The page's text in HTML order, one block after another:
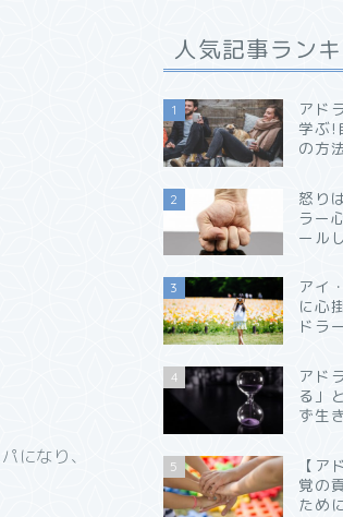
になり、
人気記事ラン
1
アド
学ぶ!
の方
2 怒り
ラー
ール
3
アイ
に心
ドラ
4
アド
る」
ず生
5
【ア
覚の
ため